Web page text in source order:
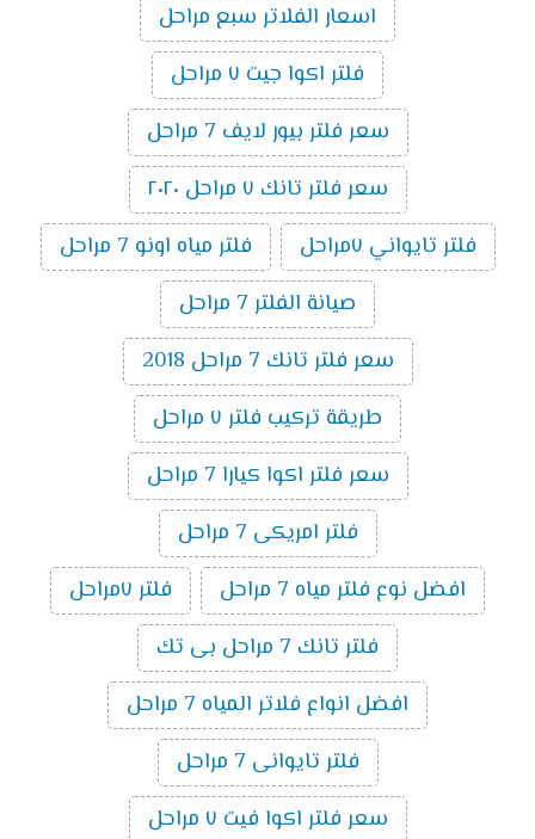
اسعار الفلاتر سبع مراحل
فلتر اكوا جيت ٧ مراحل
سعر فلتر بيور لايف 7 مراحل
سعر فلتر تانك ٧ مراحل ٢٠٢٠
فلتر تايواني ٧مراحل
فلتر مياه اونو 7 مراحل
صيانة الفلتر 7 مراحل
سعر فلتر تانك 7 مراحل 2018
طريقة تركيب فلتر ٧ مراحل
سعر فلتر اكوا كيارا 7 مراحل
فلتر امريكى 7 مراحل
افضل نوع فلتر مياه 7 مراحل
فلتر ٧مراحل
فلتر تانك 7 مراحل بى تك
افضل انواع فلاتر المياه 7 مراحل
فلتر تايوانى 7 مراحل
سعر فلتر اكوا فيت ٧ مراحل